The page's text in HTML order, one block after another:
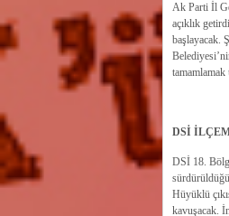
Ak Parti İl
açıklık
başlayacak.
tamamlamak
DSİ
DSİ 18.
Hüyüklü
kavuşacak.